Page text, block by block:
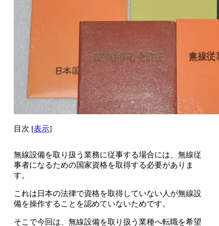
目次 [表示]
無線設備を取り扱う業務に従事する場合には、 無線従
事者になるための国家資格を取得する必要がありま
す。
これは 日本の法律で資格を取得していない人が無線設
備を操作することを認めていないためです。
そこで今回は、 無線設備を取り扱う業種へ転職を希望